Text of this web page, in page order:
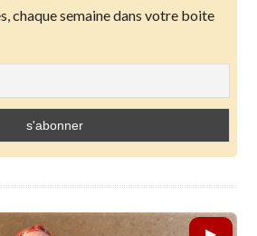
chaque semaine dans votre boite